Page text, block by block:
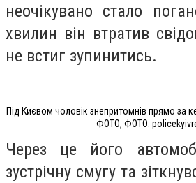
неочікувано стало
хвилин він втратив
не встиг зупинитись.
Під Києвом чоловік знепритомнів прямо за
ФОТО, ФОТО:
Через це його
зустрічну смугу та